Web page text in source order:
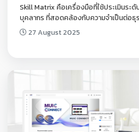
Skill Matrix คือเครื่องมือที่ใช้ประเมินระ
บุคลากร ที่สอดคล้องกับความจำเป็นต่อธุ
วางแผนพัฒนาพนักงานได้อย่างตรงจุด
27 August 2025